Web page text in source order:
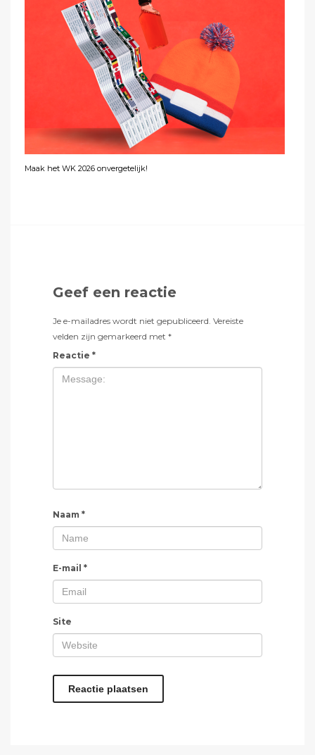
Maak het WK 2026 onvergetelijk!
Geef een reactie
Je e-mailadres wordt niet gepubliceerd. Vereiste
velden zijn gemarkeerd met *
Reactie *
Naam *
E-mail *
Site